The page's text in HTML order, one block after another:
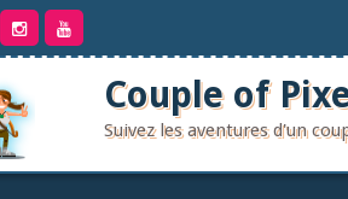
Couple of
Suivez les aventures d'un